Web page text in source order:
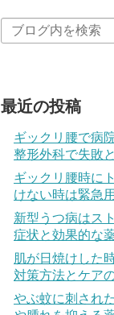
最近の投稿
ギックリ腰で病
整形外科で失敗
ギックリ腰時に
けない時は緊急
新型うつ病はス
症状と効果的な
肌が日焼けした
対策方法とケア
やぶ蚊に刺され